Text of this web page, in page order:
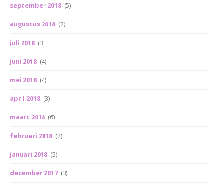
september 2018 (5)
augustus 2018 (2)
juli 2018 (3)
juni 2018 (4)
mei 2018 (4)
april 2018 (3)
maart 2018 (6)
februari 2018 (2)
januari 2018 (5)
december 2017 (3)